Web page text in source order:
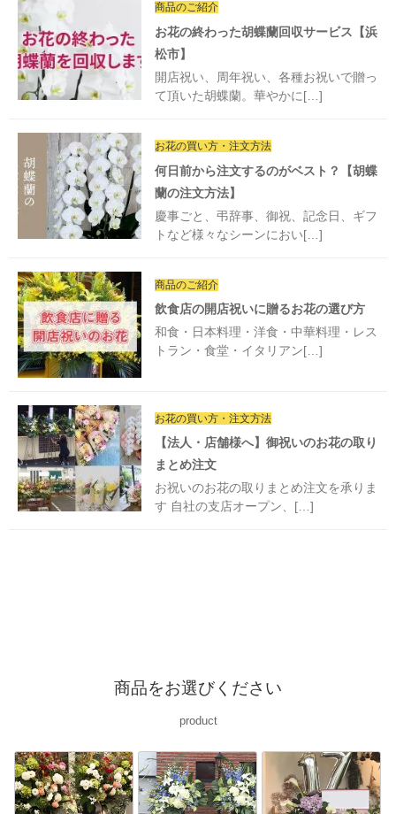
商品のご紹介
お花の終わった胡蝶蘭回収サービス【浜
松市】
開店祝い、周年祝い、各種お祝いで贈っ
て頂いた胡蝶蘭。華やかに[…]
お花の買い方・注文方法
何日前から注文するのがベスト？【胡蝶
蘭の注文方法】
慶事ごと、弔辞事、御祝、記念日、ギフ
トなど様々なシーンにおい[…]
商品のご紹介
飲食店の開店祝いに贈るお花の選び方
和食・日本料理・洋食・中華料理・レス
トラン・食堂・イタリアン[…]
お花の買い方・注文方法
【法人・店舗様へ】御祝いのお花の取り
まとめ注文
お祝いのお花の取りまとめ注文を承りま
す 自社の支店オープン、[…]
商品をお選びください
product